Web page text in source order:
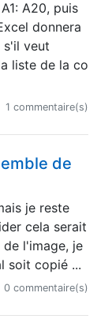
A20, puis
donnera
s'il veut
liste de la co
1 commentaire(s)
de
je reste
cela serait
l'image, je
soit copié ...
0 commentaire(s)